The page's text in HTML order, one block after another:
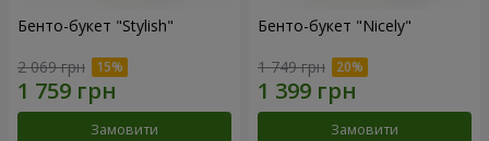
Бенто-букет "Stylish"
2 069 грн
Замовити
Бенто-букет "Nicely"
1 749 грн
Замовити